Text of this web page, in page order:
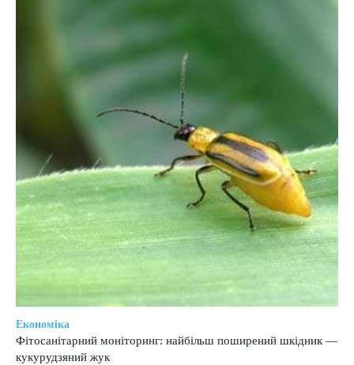
Економіка
Фітосанітарний моніторинг: найбільш поширений шкідник —
кукурудзяний жук